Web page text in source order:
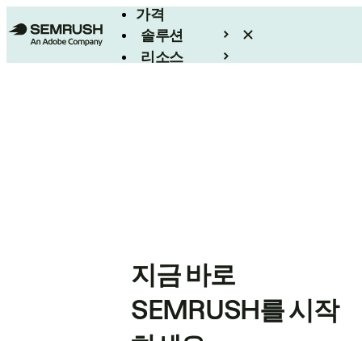
가격
솔루션
리소스
지금 바로
SEMRUSH를 시작